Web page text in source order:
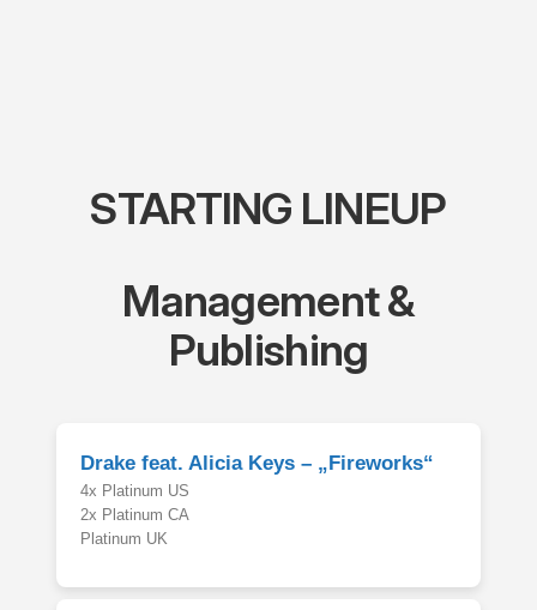
STARTING LINEUP
Management &
Publishing
Drake feat. Alicia Keys – „Fireworks“
4x Platinum US
2x Platinum CA
Platinum UK